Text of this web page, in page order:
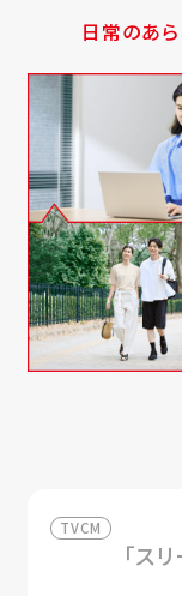
日常のあ
TVCM
「ス